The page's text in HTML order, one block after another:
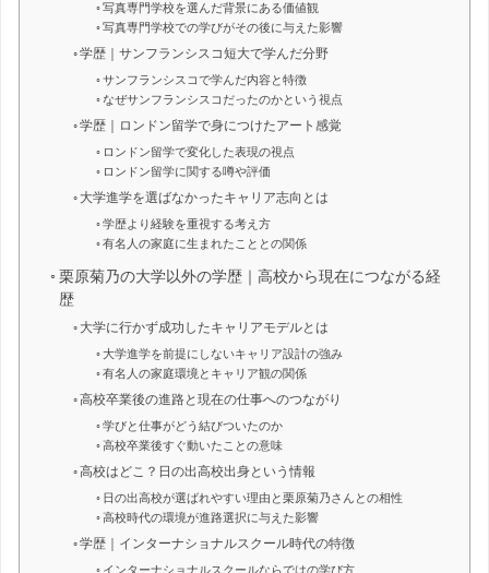
写真専門学校を選んだ背景にある価値観
写真専門学校での学びがその後に与えた影響
学歴｜サンフランシスコ短大で学んだ分野
サンフランシスコで学んだ内容と特徴
なぜサンフランシスコだったのかという視点
学歴｜ロンドン留学で身につけたアート感覚
ロンドン留学で変化した表現の視点
ロンドン留学に関する噂や評価
大学進学を選ばなかったキャリア志向とは
学歴より経験を重視する考え方
有名人の家庭に生まれたこととの関係
栗原菊乃の大学以外の学歴｜高校から現在につながる経
歴
大学に行かず成功したキャリアモデルとは
大学進学を前提にしないキャリア設計の強み
有名人の家庭環境とキャリア観の関係
高校卒業後の進路と現在の仕事へのつながり
学びと仕事がどう結びついたのか
高校卒業後すぐ動いたことの意味
高校はどこ？日の出高校出身という情報
日の出高校が選ばれやすい理由と栗原菊乃さんとの相性
高校時代の環境が進路選択に与えた影響
学歴｜インターナショナルスクール時代の特徴
インターナショナルスクールならではの学び方